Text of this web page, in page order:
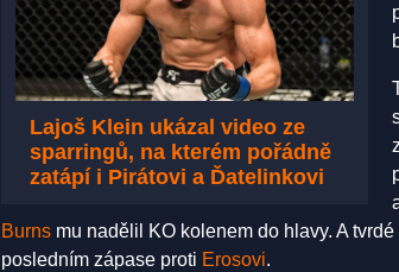
Lajoš Klein ukázal video ze
sparringů, na kterém pořádně
zatápí i Pirátovi a Ďatelinkovi
Burns mu nadělil KO kolenem do hlavy. A
posledním zápase proti Erosovi.